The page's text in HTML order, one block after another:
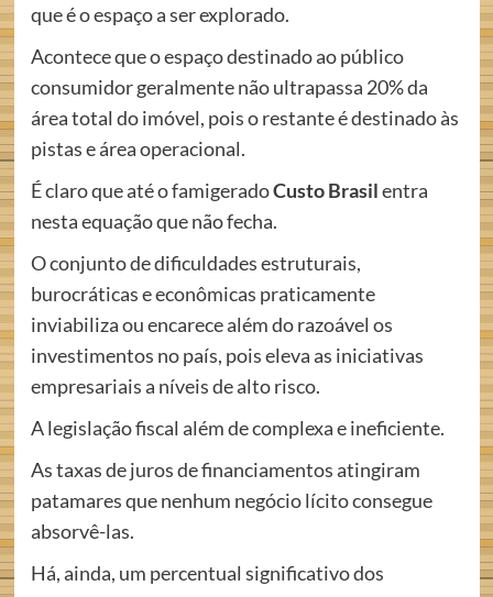
que é o espaço a ser explorado.
Acontece que o espaço destinado ao público
consumidor geralmente não ultrapassa 20% da
área total do imóvel, pois o restante é destinado às
pistas e área operacional.
É claro que até o famigeradoCusto Brasilentra
nesta equação que não fecha.
O conjunto de dificuldades estruturais,
burocráticas e econômicas praticamente
inviabiliza ou encarece além do razoável os
investimentos no país, pois eleva as iniciativas
empresariais a níveis de alto risco.
A legislação fiscal além de complexa e ineficiente.
As taxas de juros de financiamentos atingiram
patamares que nenhum negócio lícito consegue
absorvê-las.
Há, ainda, um percentual significativo dos